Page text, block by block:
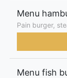
Menu
Pain burger,
Menu fish